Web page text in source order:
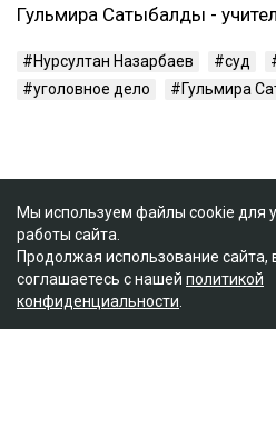
Гульмира Сатыбалды -
Нурсултан Назарбаев суд
уголовное дело
Гульмира
Мы используем файлы cookie для
работы сайта.
Продолжая использование сайта,
соглашаетесь с нашей политикой
конфиденциальности